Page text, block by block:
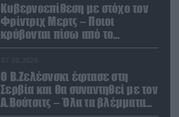
Κυβερνοεπίθεση με στόχο τον
Φρίντριχ Μερτς – Ποιοι
κρύβονται πίσω από το
παραποιημένο βίντεο
Ο Β.Ζελέσνσκι έφτασε στη
Σερβία και θα συναντηθεί με τον
Α.Βούτσιτς – Όλα τα βλέμματα